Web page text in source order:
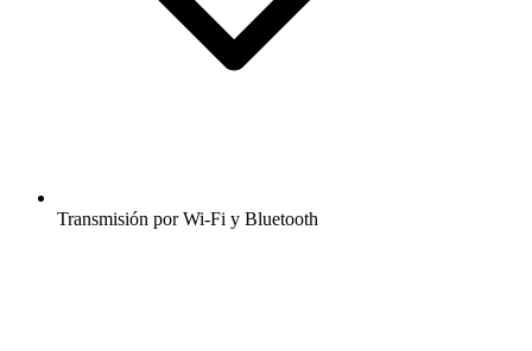
Transmisión por Wi-Fi y Bluetooth